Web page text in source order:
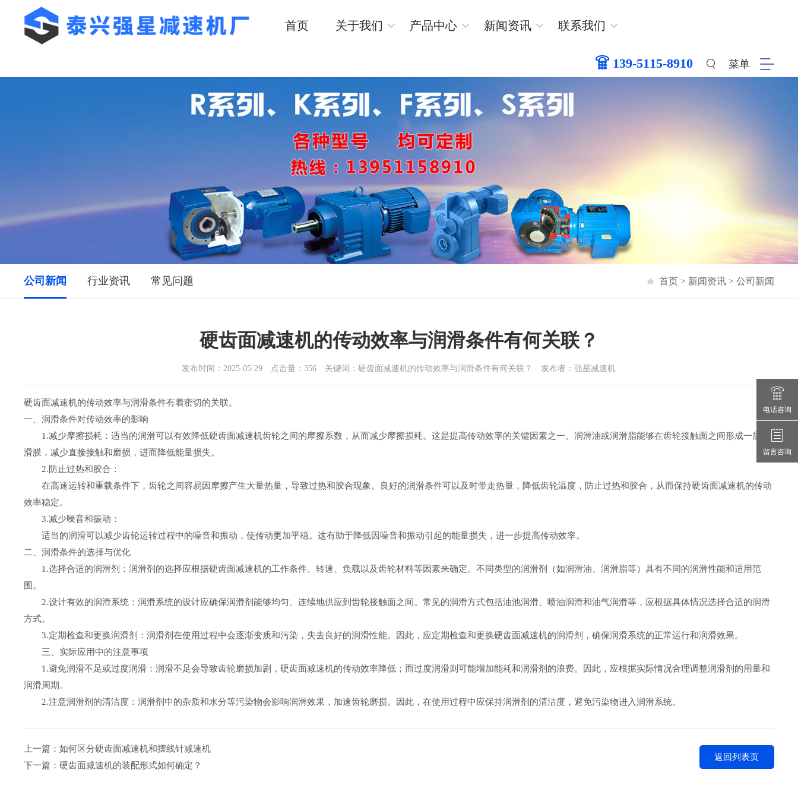
首页 关于我们 产品中心 新闻资讯 联系我们
139-5115-8910 菜单
公司新闻 行业资讯 常见问题 首页> 新闻资讯> 公司新闻
硬齿面减速机的传动效率与润滑条件有何关联？
发布时间：2025-05-29 点击量：356 关键词：硬齿面减速机的传动效率与润滑条件有何关联？ 发布者：强星减速机
硬齿面减速机的传动效率与润滑条件有着密切的关联。
一、润滑条件对传动效率的影响
‌1.减少摩擦损耗‌：适当的润滑可以有效降低硬齿面减速机齿轮之间的摩擦系数，从而减少摩擦损耗。这是提高传动效率的关键因素之一。润滑油或润滑脂能够在齿轮接触面之间形成一层润
滑膜，减少直接接触和磨损，进而降低能量损失。
‌2.防止过热和胶合‌：
在高速运转和重载条件下，齿轮之间容易因摩擦产生大量热量，导致过热和胶合现象。良好的润滑条件可以及时带走热量，降低齿轮温度，防止过热和胶合，从而保持硬齿面减速机的传动
效率稳定。
‌3.减少噪音和振动‌：
适当的润滑可以减少齿轮运转过程中的噪音和振动，使传动更加平稳。这有助于降低因噪音和振动引起的能量损失，进一步提高传动效率。
二、润滑条件的选择与优化
‌1.选择合适的润滑剂‌：润滑剂的选择应根据硬齿面减速机的工作条件、转速、负载以及齿轮材料等因素来确定。不同类型的润滑剂（如润滑油、润滑脂等）具有不同的润滑性能和适用范
围。
‌2.设计有效的润滑系统‌：润滑系统的设计应确保润滑剂能够均匀、连续地供应到齿轮接触面之间。常见的润滑方式包括油池润滑、喷油润滑和油气润滑等，应根据具体情况选择合适的润滑
方式。
‌3.定期检查和更换润滑剂‌：润滑剂在使用过程中会逐渐变质和污染，失去良好的润滑性能。因此，应定期检查和更换硬齿面减速机的润滑剂，确保润滑系统的正常运行和润滑效果。
三、实际应用中的注意事项
‌1.避免润滑不足或过度润滑‌：润滑不足会导致齿轮磨损加剧，硬齿面减速机的传动效率降低；而过度润滑则可能增加能耗和润滑剂的浪费。因此，应根据实际情况合理调整润滑剂的用量和
润滑周期。
‌2.注意润滑剂的清洁度‌：润滑剂中的杂质和水分等污染物会影响润滑效果，加速齿轮磨损。因此，在使用过程中应保持润滑剂的清洁度，避免污染物进入润滑系统。
上一篇：如何区分硬齿面减速机和摆线针减速机
下一篇：硬齿面减速机的装配形式如何确定？
返回列表页
电话咨询
留言咨询